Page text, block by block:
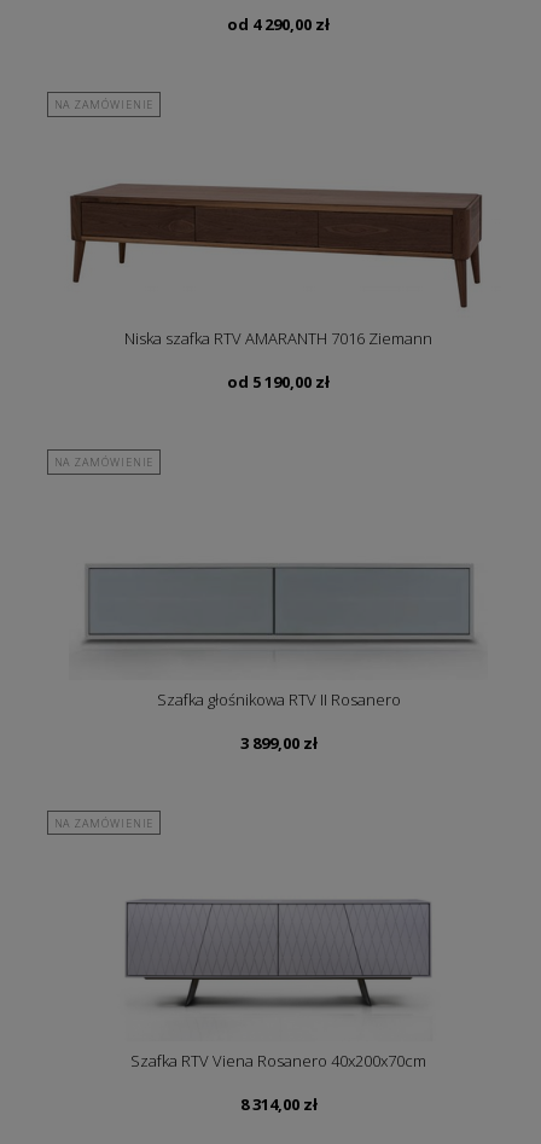
od 4 290,00 zł
NA ZAMÓWIENIE
Niska szafka RTV AMARANTH 7016 Ziemann
od 5 190,00 zł
NA ZAMÓWIENIE
Szafka głośnikowa RTV II Rosanero
3 899,00 zł
NA ZAMÓWIENIE
Szafka RTV Viena Rosanero 40x200x70cm
8 314,00 zł